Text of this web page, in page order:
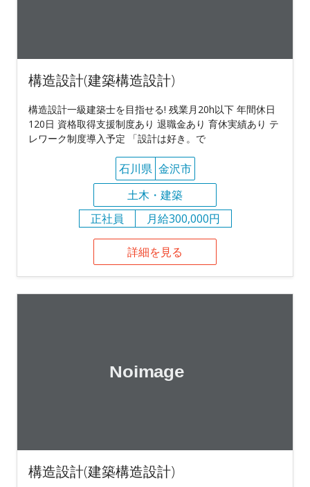
構造設計(建築構造設計)
構造設計一級建築士を目指せる! 残業月20h以下 年間休日
120日 資格取得支援制度あり 退職金あり 育休実績あり テ
レワーク制度導入予定 「設計は好き。で
石川県 金沢市
土木・建築
正社員
月給300,000円
詳細を見る
構造設計(建築構造設計)